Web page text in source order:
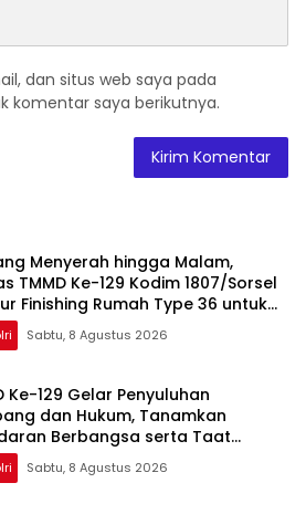
dan situs web saya pada
komentar saya berikutnya.
Menyerah hingga Malam,
TMMD Ke-129 Kodim 1807/Sorsel
Finishing Rumah Type 36 untuk
Kampung Sesor
Sabtu, 8 Agustus 2026
Ke-129 Gelar Penyuluhan
dan Hukum, Tanamkan
Berbangsa serta Taat
di Kampung Sesor
Sabtu, 8 Agustus 2026